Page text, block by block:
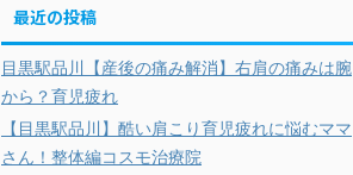
最近の投稿
目黒駅品川【産後の痛み解消】右肩の痛みは腕
から？育児疲れ
【目黒駅品川】酷い肩こり育児疲れに悩むママ
さん！整体編コスモ治療院